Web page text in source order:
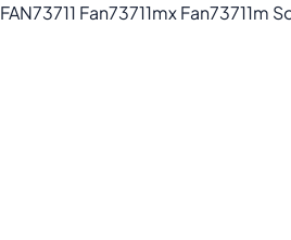
FAN73711 Fan73711mx